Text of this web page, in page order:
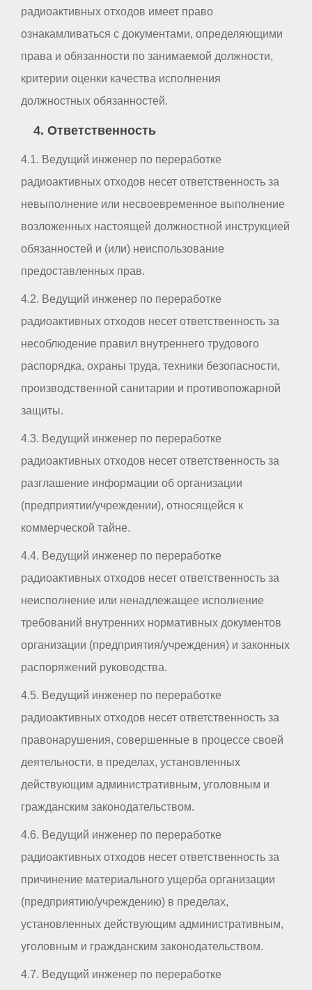
радиоактивных отходов имеет право
ознакамливаться с документами, определяющими
права и обязанности по занимаемой должности,
критерии оценки качества исполнения
должностных обязанностей.
4. Ответственность
4.1. Ведущий инженер по переработке
радиоактивных отходов несет ответственность за
невыполнение или несвоевременное выполнение
возложенных настоящей должностной инструкцией
обязанностей и (или) неиспользование
предоставленных прав.
4.2. Ведущий инженер по переработке
радиоактивных отходов несет ответственность за
несоблюдение правил внутреннего трудового
распорядка, охраны труда, техники безопасности,
производственной санитарии и противопожарной
защиты.
4.3. Ведущий инженер по переработке
радиоактивных отходов несет ответственность за
разглашение информации об организации
(предприятии/учреждении), относящейся к
коммерческой тайне.
4.4. Ведущий инженер по переработке
радиоактивных отходов несет ответственность за
неисполнение или ненадлежащее исполнение
требований внутренних нормативных документов
организации (предприятия/учреждения) и законных
распоряжений руководства.
4.5. Ведущий инженер по переработке
радиоактивных отходов несет ответственность за
правонарушения, совершенные в процессе своей
деятельности, в пределах, установленных
действующим административным, уголовным и
гражданским законодательством.
4.6. Ведущий инженер по переработке
радиоактивных отходов несет ответственность за
причинение материального ущерба организации
(предприятию/учреждению) в пределах,
установленных действующим административным,
уголовным и гражданским законодательством.
4.7. Ведущий инженер по переработке